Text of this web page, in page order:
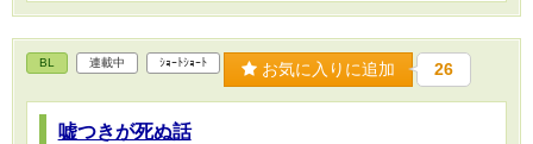
BL 連載中 ｼｮｰﾄｼｮｰﾄ お気に入りに追加 26
嘘つきが死ぬ話